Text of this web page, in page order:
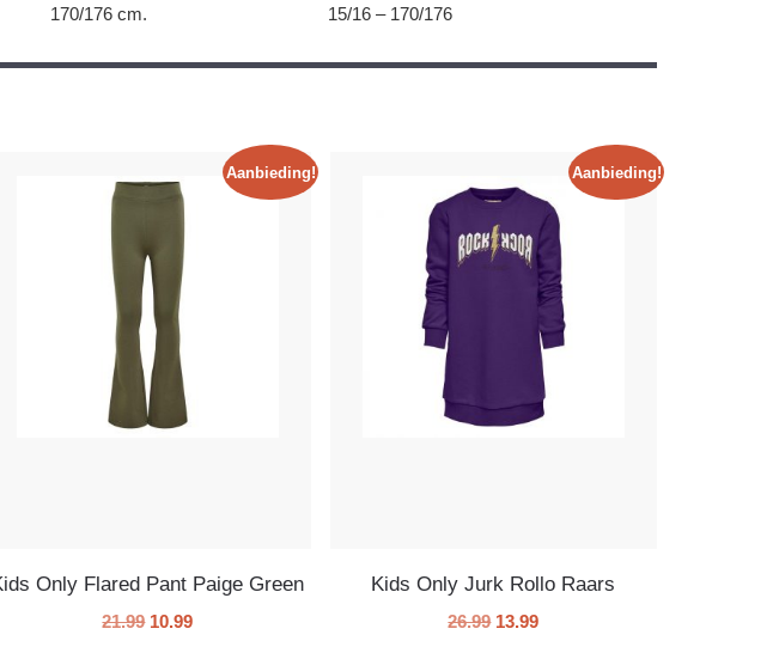
170/176 cm. 15/16 – 170/176
Aanbieding!
Only Flared Pant Paige Green
21.99 10.99
Aanbieding!
Kids Only Jurk Rollo Raars
26.99 13.99